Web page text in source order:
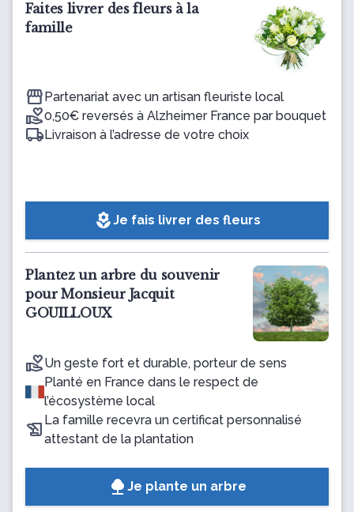
Faites livrer des fleurs à la
famille
Partenariat avec un artisan fleuriste local
0,50€ reversés à Alzheimer France par bouquet
Livraison à l’adresse de votre choix
local_floristJe fais livrer des fleurs
Plantez un arbre du souvenir
pour Monsieur Jacquit
GOUILLOUX
Un geste fort et durable, porteur de sens
Planté en France dans le respect de
l’écosystème local
La famille recevra un certificat personnalisé
attestant de la plantation
Je plante un arbre